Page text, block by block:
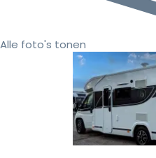
Alle foto's tonen